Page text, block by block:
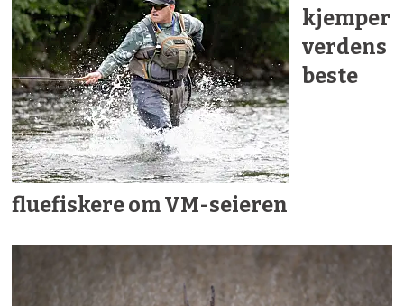
kjemper
verdens
beste
fluefiskere om VM-seieren